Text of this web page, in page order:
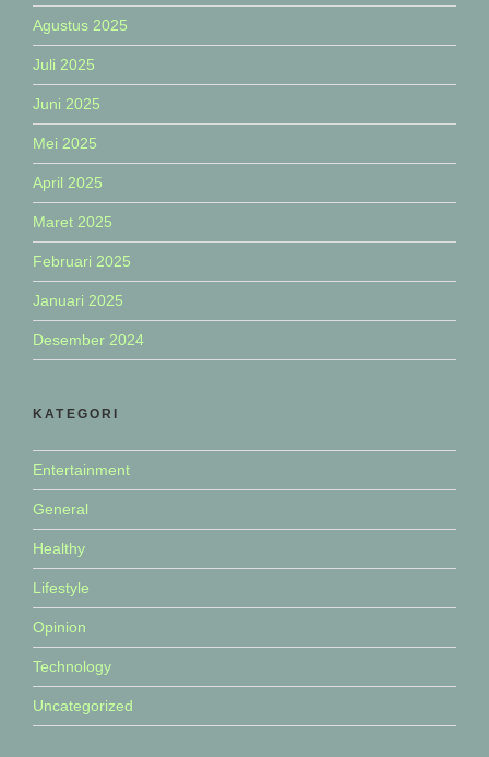
Agustus 2025
Juli 2025
Juni 2025
Mei 2025
April 2025
Maret 2025
Februari 2025
Januari 2025
Desember 2024
KATEGORI
Entertainment
General
Healthy
Lifestyle
Opinion
Technology
Uncategorized